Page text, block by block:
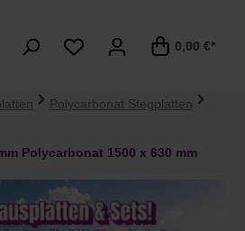
0,00 €*
Polycarbonat Stegplatten
Polycarbonat 1500 x 630 mm